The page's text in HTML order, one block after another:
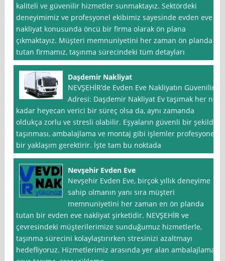
kaliteli ve güvenilir hizmetler sunmaktayız. Sektördeki
deneyimimiz ve profesyonel ekibimiz sayesinde evden eve
nakliyat konusunda öncü bir firma olarak ön plana
çıkmaktayız. Müşteri memnuniyetini her zaman ön planda
tutan firmamız, taşınma sürecindeki tüm detayları
Daşdemir Nakliyat
NEVŞEHİR’de Evden Eve Nakliyatın Güvenilir
Adresi: Daşdemir Nakliyat Ev taşımak her ne
kadar heyecan verici bir süreç olsa da, aynı zamanda
oldukça zorlu ve stresli olabilir. Eşyaların güvenli bir şekilde
taşınması, ambalajlama ve montaj gibi işlemler profesyonel
bir yaklaşım gerektirir. İşte tam bu noktada
Nevşehir Evden Eve
Nevşehir Evden Eve, birçok yıllık deneyime
sahip olmanın yanı sıra müşteri
memnuniyetini her zaman en ön planda
tutan bir evden eve nakliyat şirketidir. NEVŞEHİR ve
çevresindeki müşterilerimize sunduğumuz hizmetlerle,
taşınma sürecini kolaylaştırırken stresinizi azaltmayı
hedefliyoruz. Hizmetlerimiz arasında yer alan ambalajlama,